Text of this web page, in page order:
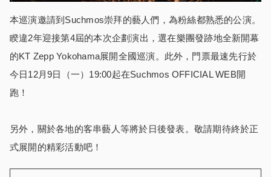
本巡演邀請到Suchmos崇拜的藝人們，為粉絲都熟悉的公演。
睽違2年迎接第4屆的本次企劃演出，選在樂團發跡地全新開幕
的KT Zepp Yokohama展開全國巡演。此外，門票最速先行於
今日12月9日（一）19:00起在Suchmos OFFICIAL WEB開
跑！
另外，關於各地的客串藝人等將於日後發表。敬請期待終於正
式展開的精彩活動吧！